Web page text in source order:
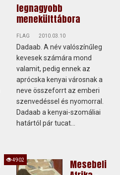
legnagyobb
menekülttábora
FLAG 2010.03.10
Dadaab. A név valószínűleg
kevesek számára mond
valamit, pedig ennek az
aprócska kenyai városnak a
neve összeforrt az emberi
szenvedéssel és nyomorral.
Dadaab a kenyai-szomáliai
határtól pár tucat...
Mesebeli
4902